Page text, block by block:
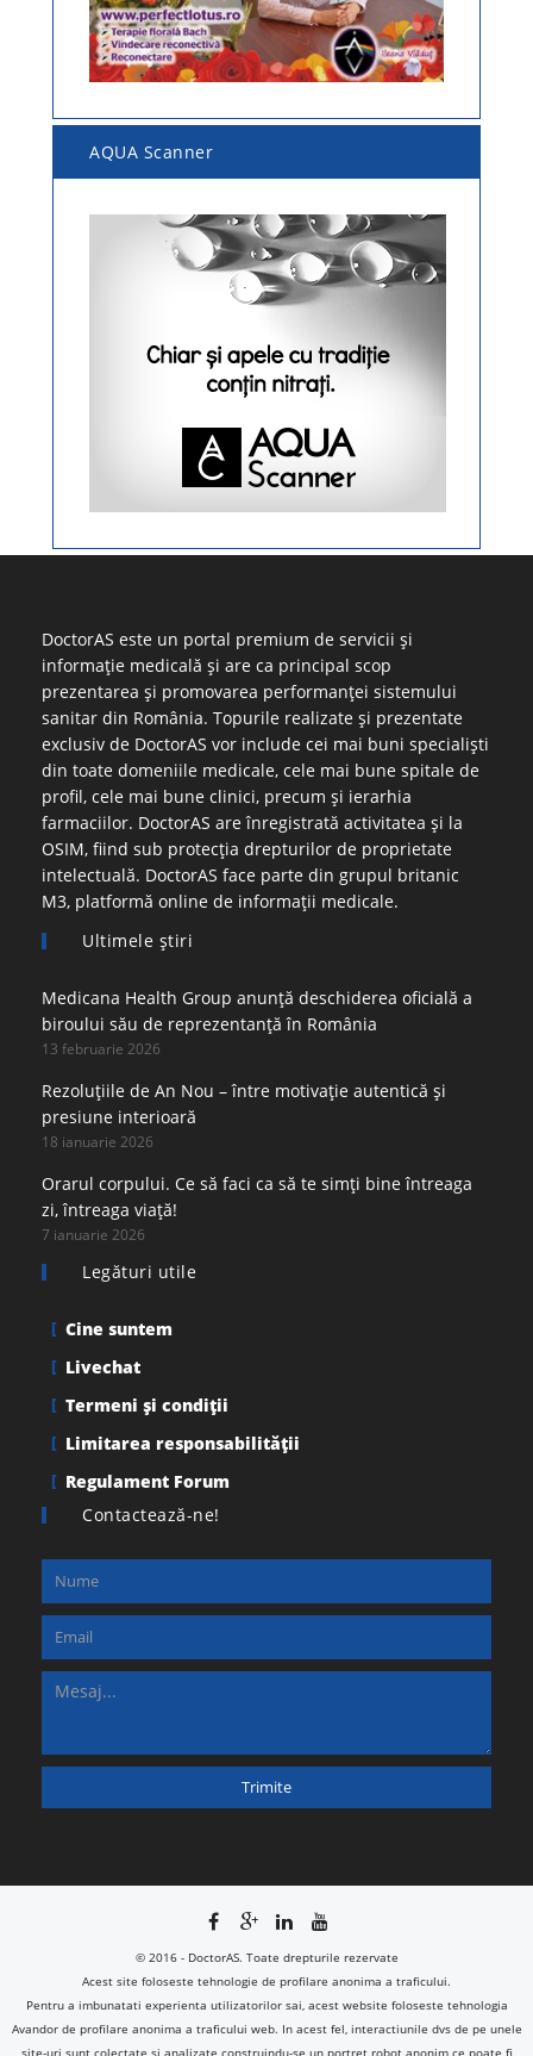
AQUA Scanner
DoctorAS este un portal premium de servicii și
informație medicală și are ca principal scop
prezentarea și promovarea performanței sistemului
sanitar din România. Topurile realizate și prezentate
exclusiv de DoctorAS vor include cei mai buni specialiști
din toate domeniile medicale, cele mai bune spitale de
profil, cele mai bune clinici, precum și ierarhia
farmaciilor. DoctorAS are înregistrată activitatea și la
OSIM, fiind sub protecția drepturilor de proprietate
intelectuală. DoctorAS face parte din grupul britanic
M3, platformă online de informații medicale.
Ultimele ştiri
Medicana Health Group anunță deschiderea oficială a
biroului său de reprezentanță în România
13 februarie 2026
Rezoluțiile de An Nou – între motivație autentică și
presiune interioară
18 ianuarie 2026
Orarul corpului. Ce să faci ca să te simți bine întreaga
zi, întreaga viață!
7 ianuarie 2026
Legături utile
Cine suntem
Livechat
Termeni şi condiţii
Limitarea responsabilității
Regulament Forum
Contactează-ne!
© 2016 - DoctorAS. Toate drepturile rezervate
Acest site foloseste tehnologie de profilare anonima a traficului.
Pentru a imbunatati experienta utilizatorilor sai, acest website foloseste tehnologia
Avandor de profilare anonima a traficului web. In acest fel, interactiunile dvs de pe unele
site-uri sunt colectate si analizate construindu-se un portret robot anonim ce poate fi